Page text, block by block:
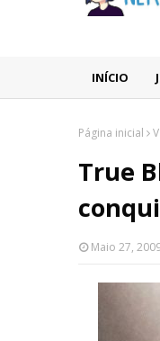
INÍCIO
Página inicial
True
Maio 27,